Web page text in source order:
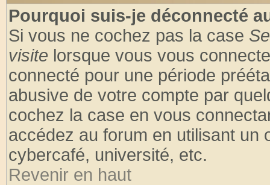
Pourquoi suis-je déconnecté
Si vous ne cochez pas la case
visite lorsque vous vous
connecté pour une période
abusive de votre compte par
cochez la case en vous
accédez au forum en utilisant un
cybercafé, université, etc.
Revenir en haut